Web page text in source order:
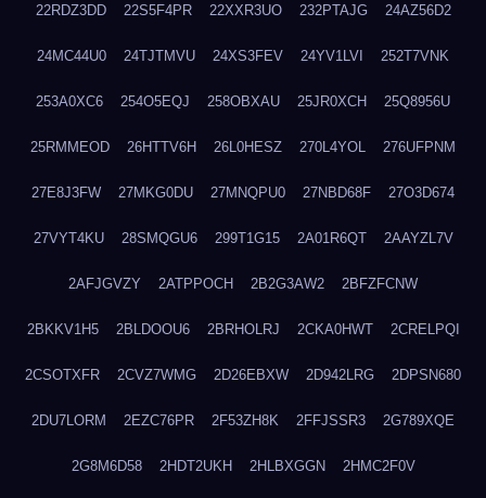
22RDZ3DD 22S5F4PR 22XXR3UO 232PTAJG 24AZ56D2
24MC44U0 24TJTMVU 24XS3FEV 24YV1LVI 252T7VNK
253A0XC6 254O5EQJ 258OBXAU 25JR0XCH 25Q8956U
25RMMEOD 26HTTV6H 26L0HESZ 270L4YOL 276UFPNM
27E8J3FW 27MKG0DU 27MNQPU0 27NBD68F 27O3D674
27VYT4KU 28SMQGU6 299T1G15 2A01R6QT 2AAYZL7V
2AFJGVZY 2ATPPOCH 2B2G3AW2 2BFZFCNW
2BKKV1H5 2BLDOOU6 2BRHOLRJ 2CKA0HWT 2CRELPQI
2CSOTXFR 2CVZ7WMG 2D26EBXW 2D942LRG 2DPSN680
2DU7LORM 2EZC76PR 2F53ZH8K 2FFJSSR3 2G789XQE
2G8M6D58 2HDT2UKH 2HLBXGGN 2HMC2F0V